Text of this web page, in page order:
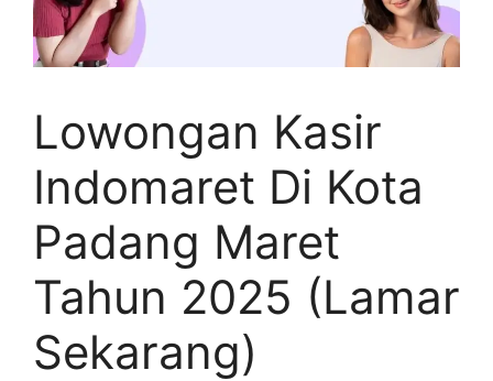
Lowongan Kasir
Indomaret Di Kota
Padang Maret
Tahun 2025 (Lamar
Sekarang)